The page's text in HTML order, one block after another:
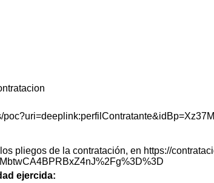
pliegos de la contratación, en https://
ejercida: